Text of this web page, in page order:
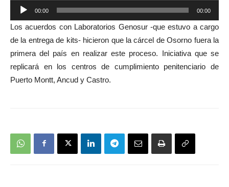
Reproductor
de
audio
00:00 00:00
Los acuerdos con Laboratorios Genosur -que estuvo a cargo
de la entrega de kits- hicieron que la cárcel de Osorno fuera la
primera del país en realizar este proceso. Iniciativa que se
replicará en los centros de cumplimiento penitenciario de
Puerto Montt, Ancud y Castro.